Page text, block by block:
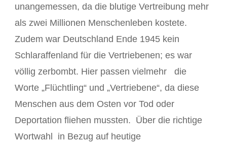
unangemessen, da die blutige Vertreibung mehr
als zwei Millionen Menschenleben kostete.
Zudem war Deutschland Ende 1945 kein
Schlaraffenland für die Vertriebenen; es war
völlig zerbombt. Hier passen vielmehr die
Worte „Flüchtling“ und „Vertriebene“, da diese
Menschen aus dem Osten vor Tod oder
Deportation fliehen mussten. Über die richtige
Wortwahl in Bezug auf heutige